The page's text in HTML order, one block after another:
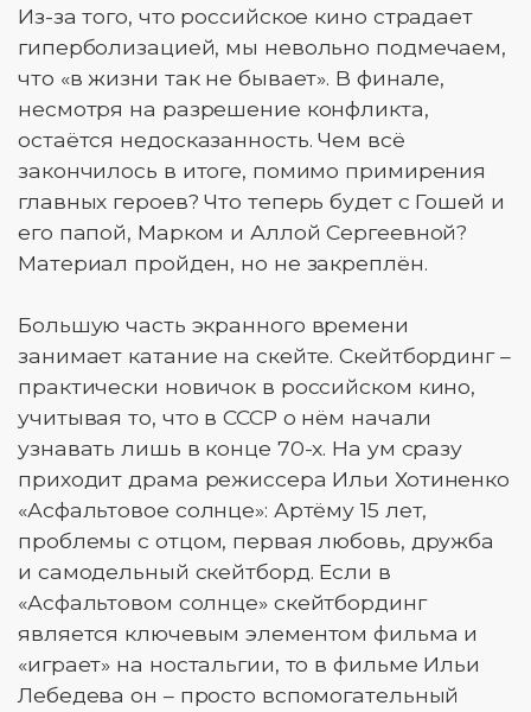
Из-за того, что российское кино страдает
гиперболизацией, мы невольно подмечаем,
что «в жизни так не бывает». В финале,
несмотря на разрешение конфликта,
остаётся недосказанность. Чем всё
закончилось в итоге, помимо примирения
главных героев? Что теперь будет с Гошей и
его папой, Марком и Аллой Сергеевной?
Материал пройден, но не закреплён.
Большую часть экранного времени
занимает катание на скейте. Скейтбординг –
практически новичок в российском кино,
учитывая то, что в СССР о нём начали
узнавать лишь в конце 70-х. На ум сразу
приходит драма режиссера Ильи Хотиненко
«Асфальтовое солнце»: Артёму 15 лет,
проблемы с отцом, первая любовь, дружба
и самодельный скейтборд. Если в
«Асфальтовом солнце» скейтбординг
является ключевым элементом фильма и
«играет» на ностальгии, то в фильме Ильи
Лебедева он – просто вспомогательный